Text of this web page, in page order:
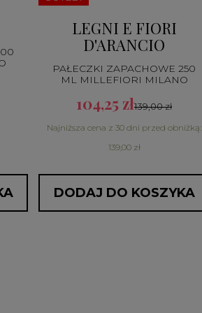
LEGNI E FIORI
D'ARANCIO
PAŁECZKI ZAPACHOWE 250
ML MILLEFIORI MILANO
104,25 zł139,00 zł
Najniższa cena z 30 dni przed obniżką:
139,00 zł
DODAJ DO KOSZYKA